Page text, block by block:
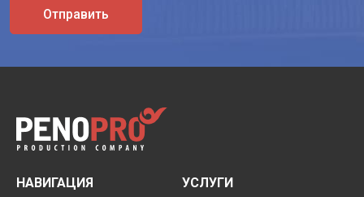
Отправить
НАВИГАЦИЯ УСЛУГИ